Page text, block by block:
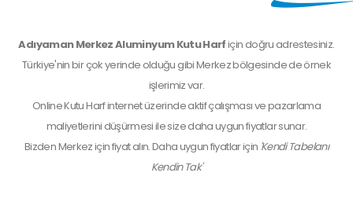
Adıyaman Merkez Aluminyum Kutu Harfiçin doğru adrestesiniz.
Türkiye'nin bir çok yerinde olduğu gibi Merkez bölgesinde de örnek
işlerimiz var.
Online Kutu Harf internet üzerinde aktif çalışması ve pazarlama
maliyetlerini düşürmesi ile size daha uygun fiyatlar sunar.
BizdenMerkeziçin fiyat alın. Daha uygun fiyatlar için 'Kendi Tabelanı
Kendin Tak'